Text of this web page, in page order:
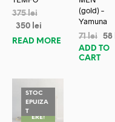
375lei
350 lei
READ MORE
(gold) –
Yamuna
71lei 58
ADD TO
CART
STOC
EPUIZA
TREDUC
ERE!